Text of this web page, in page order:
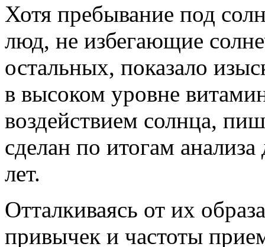
Хотя пребывание под
люд, не избегающие
остальных, показало
в высоком уровне
воздействием солнца,
сделан по итогам
лет.
Отталкиваясь от их
привычек и частоты